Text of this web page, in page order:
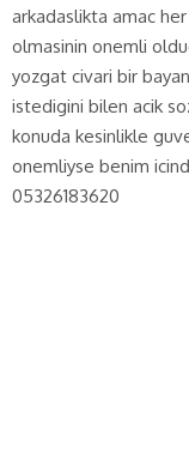
arkadaslikta amac
olmasinin onemli
yozgat civari bir
istedigini bilen acik
konuda kesinlikle
onemliyse benim
05326183620